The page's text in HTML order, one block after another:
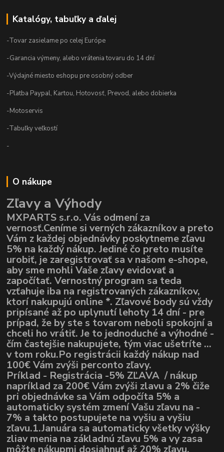
Katalógy, tabuľky a ďalej
-Tovar zasielame po celej Európe
-Garancia výmeny, alebo vrátenia tovaru do 14 dní
-Výdajné miesto eshopu pre osobný odber
-Platba Paypal, Kartou, Hotovosť, Prevod, alebo dobierka
-Motoservis
-Tabuľky veľkostí
-
O nákupe
Zľavy a Výhody
MXPARTS s.r.o. Vás odmení za
vernosť.Ceníme si verných zákazníkov a preto
Vám z každej objednávky poskytneme zľavu
5% na každý nákup. Jediné čo preto musíte
urobiť, je zaregistrovať sa v našom e-shope,
aby sme mohli Vaše zľavy evidovať a
započítať. Vernostný program sa teda
vzťahuje iba na registrovaných zákazníkov,
ktorí nakupujú online *. Zľavové body sú vždy
pripísané až po uplynutí lehoty 14 dní - pre
prípad, že by ste s tovarom neboli spokojní a
chceli ho vrátiť. Je to jednoduché a výhodné -
čím častejšie nakupujete, tým viac ušetríte ...
v tom roku.Po registrácii každý nákup nad
100€ Vám zvýši perconto zľavy.
Príklad - Registrácia -5% ZĽAVA / nákup
napríklad za 200€ Vám zvýši zlavu a 2% čiže
pri objednávke sa Vám odpočíta 5% a
automaticky systém zmení Vašu zľavu na -
7% a takto postupujete na vyšiu a vyšiu
zľavu.1.Januára sa automaticky všetky výšky
zliav menia na základnú zľavu 5% a vy zasa
môžte nákupmi dosiahnuť až 20% zľavu.